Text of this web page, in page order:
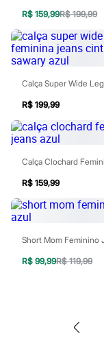
Chinelos
Pantufas
Rasteirinhas
Sandálias
Tênis
Diversão
Marcas
Baby Club
Miss Fifteen
Palomino
Calcinhas
Cuecas
Meias
Pijamas
Moda praia
Biquínis e Maiôs
Blusas de proteção
Personagens
R$ 159,99R$ 199,99
R$ 199,99
R$ 159,99
R$ 99,99R$ 119,99